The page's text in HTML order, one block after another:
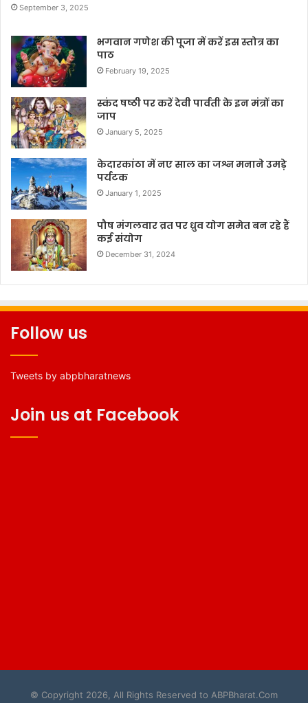
September 3, 2025
भगवान गणेश की पूजा में करें इस स्तोत्र का
पाठ
February 19, 2025
स्कंद षष्ठी पर करें देवी पार्वती के इन मंत्रों का
जाप
January 5, 2025
केदारकांठा में नए साल का जश्न मनाने उमड़े
पर्यटक
January 1, 2025
पौष मंगलवार व्रत पर ध्रुव योग समेत बन रहे हैं
कई संयोग
December 31, 2024
Follow us
Tweets by abpbharatnews
Join us at Facebook
© Copyright 2026, All Rights Reserved to ABPBharat.Com